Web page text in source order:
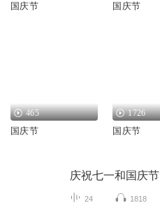
国庆节 国庆节
465
国庆节
1726
国庆节
庆祝七一和国庆节
24 1818